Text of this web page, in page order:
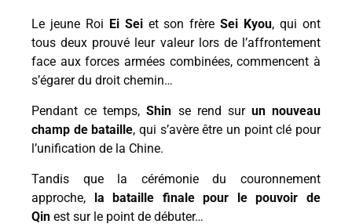
Le jeune Roi Ei Seiet son frèreSei Kyou, qui ont
tous deux prouvé leur valeur lors de l’affrontement
face aux forces armées combinées, commencent à
s’égarer du droit chemin…
Pendant ce temps,Shin se rend sur un nouveau
champ de bataille, qui s’avère être un point clé pour
l’unification de la Chine.
Tandis que la cérémonie du couronnement
approche,
la bataille finale pour le pouvoir de
Qin est sur le point de débuter…